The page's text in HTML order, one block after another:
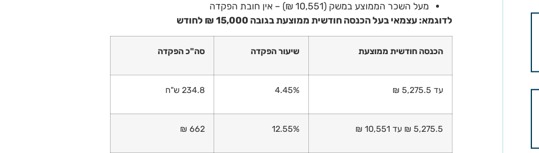
מעל השכר הממוצע במשק (10,551 ₪) – אין חובת הפקדה
לדוגמא: עצמאי בעל הכנסה חודשית ממוצעת בגובה 15,000 ₪ לחודש
הכנסה חודשית ממוצעת שיעור הפקדה סה"כ הפקדה
עד 5,275.5 ₪ 4.45% 234.8 ש"ח
5,275.5 ₪ עד 10,551 ₪ 12.55%
662 ₪